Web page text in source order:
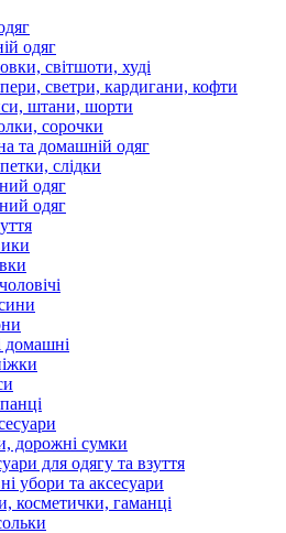
одяг
світшоти, худі
светри, кардигани, кофти
штани, шорти
сорочки
та домашній одяг
слідки
одяг
одяг
домашні
дорожні сумки
для одягу та взуття
убори та аксесуари
косметички, гаманці